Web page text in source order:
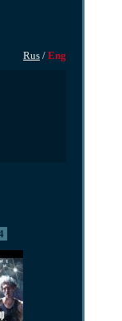
Rus / Eng